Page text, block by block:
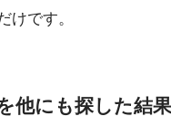
けです。
他にも探した結果